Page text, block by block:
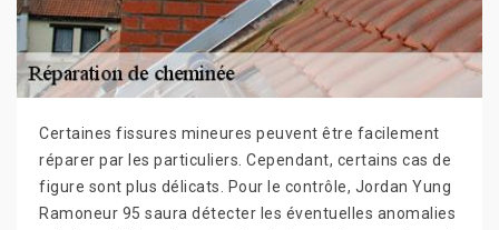
Certaines fissures mineures peuvent être facilement
réparer par les particuliers. Cependant, certains cas de
figure sont plus délicats. Pour le contrôle, Jordan Yung
Ramoneur 95 saura détecter les éventuelles anomalies